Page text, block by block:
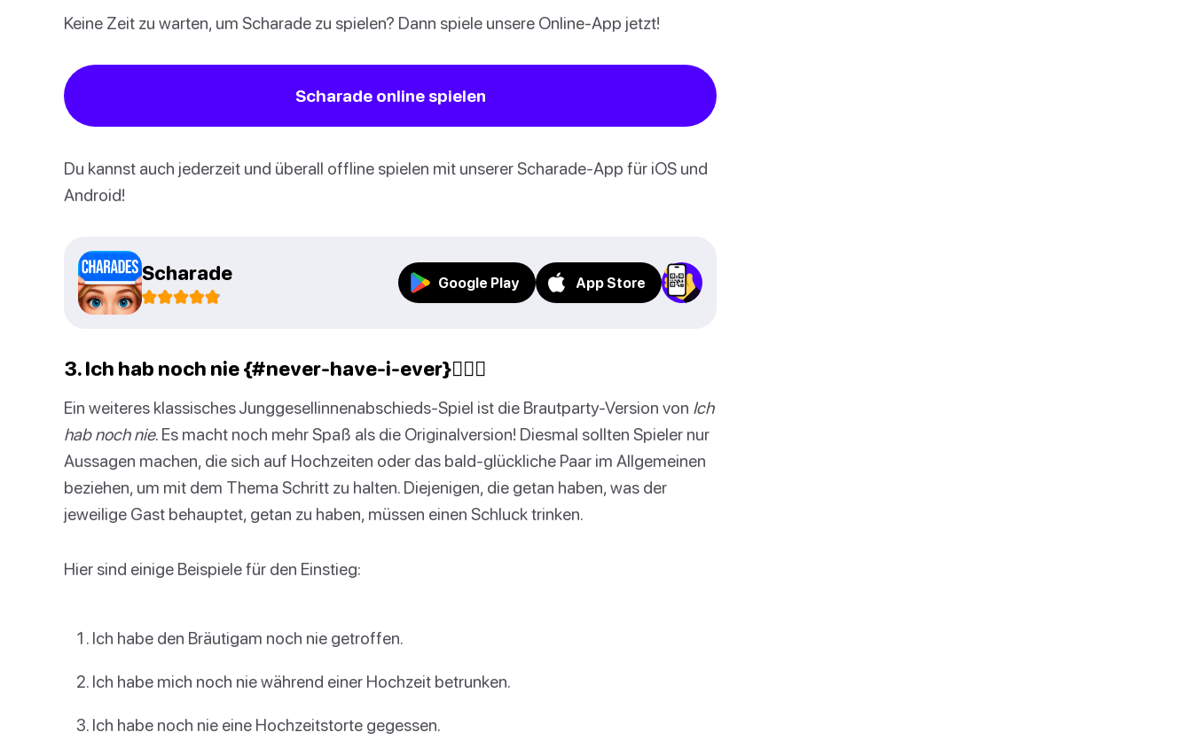
Keine Zeit zu warten, um Scharade zu spielen? Dann spiele unsere Online-App jetzt!
Scharade online spielen
Du kannst auch jederzeit und überall offline spielen mit unserer Scharade-App für iOS und
Android!
Scharade Google Play App Store
3. Ich hab noch nie {#never-have-i-ever}🙅🏻‍♀️
Ein weiteres klassisches Junggesellinnenabschieds-Spiel ist die Brautparty-Version von Ich
hab noch nie. Es macht noch mehr Spaß als die Originalversion! Diesmal sollten Spieler nur
Aussagen machen, die sich auf Hochzeiten oder das bald-glückliche Paar im Allgemeinen
beziehen, um mit dem Thema Schritt zu halten. Diejenigen, die getan haben, was der
jeweilige Gast behauptet, getan zu haben, müssen einen Schluck trinken.
Hier sind einige Beispiele für den Einstieg:
Ich habe den Bräutigam noch nie getroffen.
Ich habe mich noch nie während einer Hochzeit betrunken.
Ich habe noch nie eine Hochzeitstorte gegessen.